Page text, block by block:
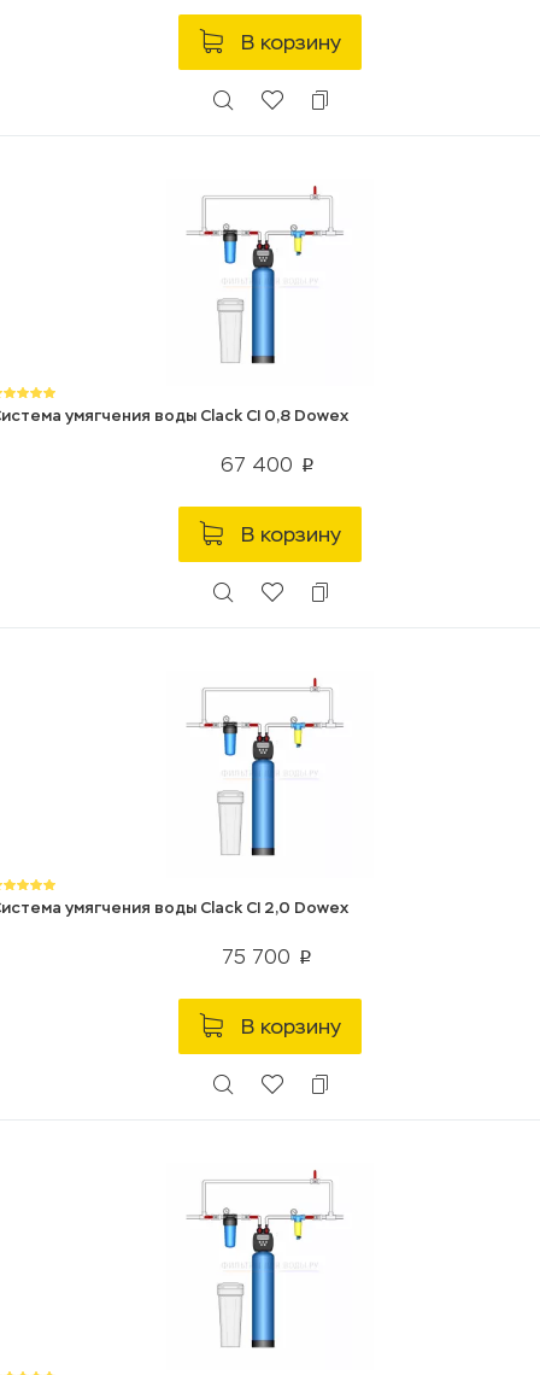
В корзину
умягчения воды Clack CI 0,8 Dowex
67 400 p
В корзину
умягчения воды Clack CI 2,0 Dowex
75 700 p
В корзину